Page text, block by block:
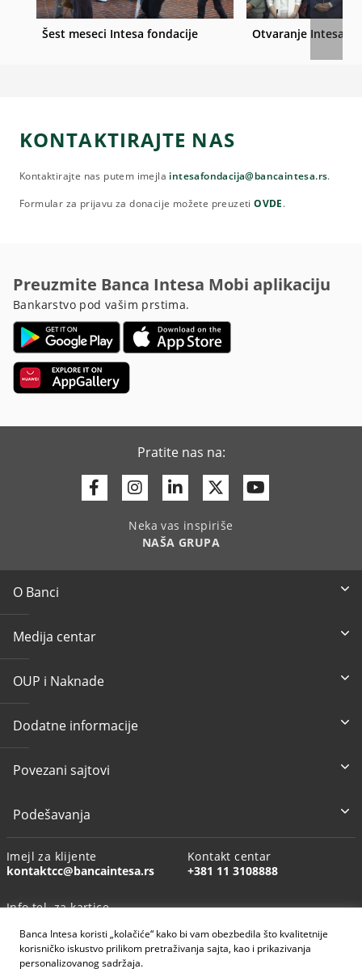
Banca Intesa koristi „kolačiće“ kako bi vam obezbedila što kvalitetnije
korisničko iskustvo prilikom pretraživanja sajta, kao i prikazivanja
personalizovanog sadržaja.
Šest meseci Intesa fondacije Otvaranje Intesa
KONTAKTIRAJTE NAS
Kontaktirajte nas putem imejla intesafondacija@bancaintesa.rs.
Formular za prijavu za donacije možete preuzetiOVDE.
Preuzmite Banca Intesa Mobi aplikaciju
Bankarstvo pod vašim prstima.
Pratite nas na:
FacebookInstagram
LinkedinTwitter
Neka vas inspiriše
NAŠA GRUPA
O Banci
Medija centar
OUP i Naknade
Dodatne informacije
Povezani sajtovi
Podešavanja
Imejl za klijente
kontaktcc@bancaintesa.rs
Kontakt centar
+381 11 3108888
Info tel. za kartice